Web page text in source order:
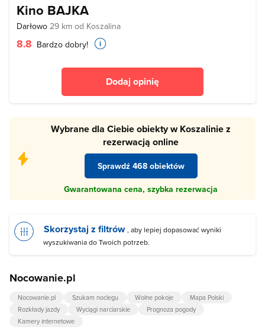
Kino BAJKA
Darłowo 29 km od Koszalina
8.8 Bardzo dobry!
Dodaj opinię
Wybrane dla Ciebie obiekty w Koszalinie z
rezerwacją online
Sprawdź 468 obiektów
Gwarantowana cena, szybka rezerwacja
Skorzystaj z filtrów , aby lepiej dopasować wyniki
wyszukiwania do Twoich potrzeb.
Nocowanie.pl
Nocowanie.pl Szukam noclegu Wolne pokoje
Mapa Polski
Rozkłady jazdy
Wyciągi narciarskie
Prognoza pogody
Kamery internetowe